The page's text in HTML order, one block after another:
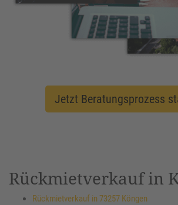
Jetzt Beratungsprozess
Rückmietverkauf in
Rückmietverkauf in 73257 Köngen